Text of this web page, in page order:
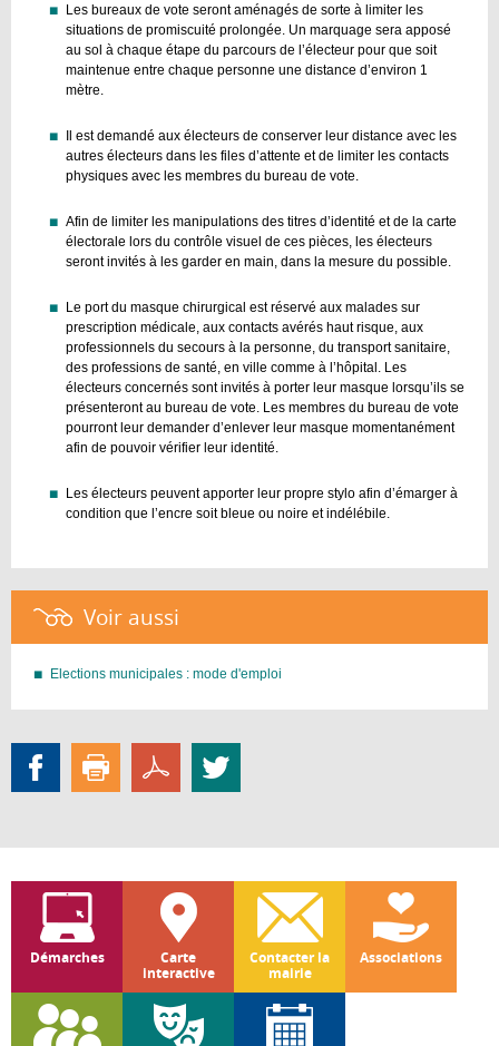
Les bureaux de vote seront aménagés de sorte à limiter les
situations de promiscuité prolongée. Un marquage sera apposé
au sol à chaque étape du parcours de l’électeur pour que soit
maintenue entre chaque personne une distance d’environ 1
mètre.
Il est demandé aux électeurs de conserver leur distance avec les
autres électeurs dans les files d’attente et de limiter les contacts
physiques avec les membres du bureau de vote.
Afin de limiter les manipulations des titres d’identité et de la carte
électorale lors du contrôle visuel de ces pièces, les électeurs
seront invités à les garder en main, dans la mesure du possible.
Le port du masque chirurgical est réservé aux malades sur
prescription médicale, aux contacts avérés haut risque, aux
professionnels du secours à la personne, du transport sanitaire,
des professions de santé, en ville comme à l’hôpital. Les
électeurs concernés sont invités à porter leur masque lorsqu’ils se
présenteront au bureau de vote. Les membres du bureau de vote
pourront leur demander d’enlever leur masque momentanément
afin de pouvoir vérifier leur identité.
Les électeurs peuvent apporter leur propre stylo afin d’émarger à
condition que l’encre soit bleue ou noire et indélébile.
Voir aussi :
Elections municipales : mode d'emploi
Démarches
Carte
interactive
Contacter la
mairie
Associations